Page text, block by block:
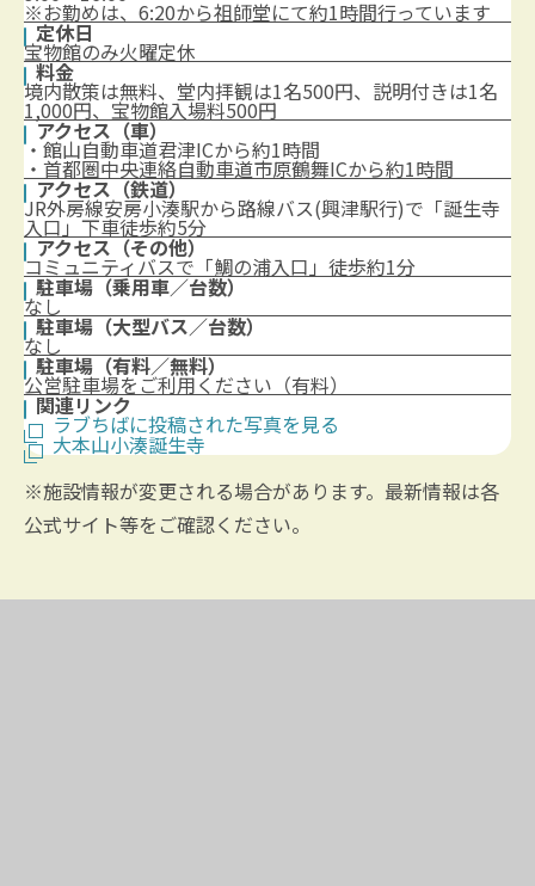
※お勤めは、6:20から祖師堂にて約1時間行っています
定休日
宝物館のみ火曜定休
料金
境内散策は無料、堂内拝観は1名500円、説明付きは1名
1,000円、宝物館入場料500円
アクセス（車）
・館山自動車道君津ICから約1時間
・首都圏中央連絡自動車道市原鶴舞ICから約1時間
アクセス（鉄道）
JR外房線安房小湊駅から路線バス(興津駅行)で「誕生寺
入口」下車徒歩約5分
アクセス（その他）
コミュニティバスで「鯛の浦入口」徒歩約1分
駐車場（乗用車／台数）
なし
駐車場（大型バス／台数）
なし
駐車場（有料／無料）
公営駐車場をご利用ください（有料）
関連リンク
ラブちばに投稿された写真を見る
大本山小湊誕生寺
※施設情報が変更される場合があります。最新情報は各
公式サイト等をご確認ください。